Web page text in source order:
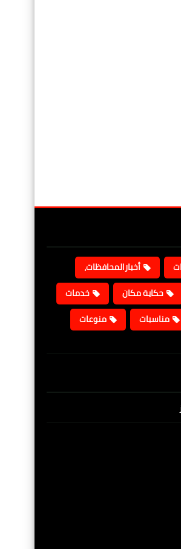
أخبارالمحافظات،
حكاية مكان
خدمات
مناسبات منوعات